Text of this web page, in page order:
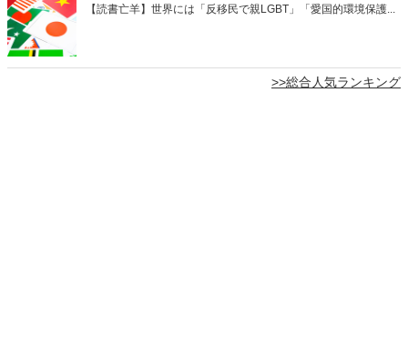
【読書亡羊】世界には「反移民で親LGBT」「愛国的環境保護...
>>総合人気ランキング